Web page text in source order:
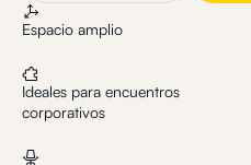
Espacio amplio
Ideales para encuentros
corporativos